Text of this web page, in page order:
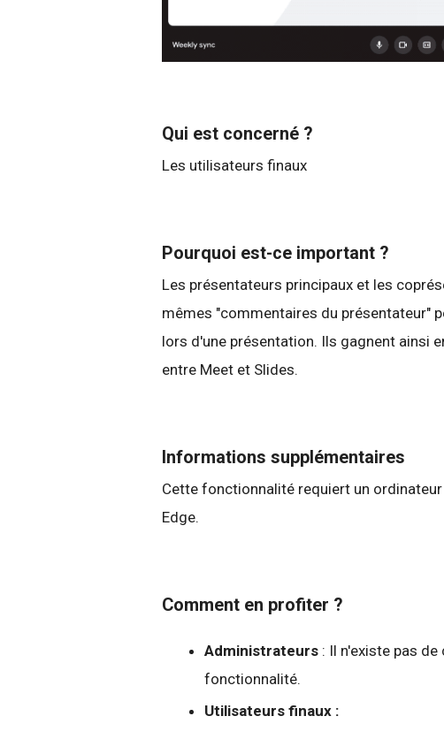
Qui est concerné ?
Les utilisateurs finaux
Pourquoi est-ce important ?
Les présentateurs principaux et les
mêmes "commentaires du présentateur"
lors d'une présentation. Ils gagnent ainsi
entre Meet et Slides.
Informations supplémentaires
Cette fonctionnalité requiert un
Edge.
Comment en profiter ?
Administrateurs : Il n'existe pas
fonctionnalité.
Utilisateurs finaux :